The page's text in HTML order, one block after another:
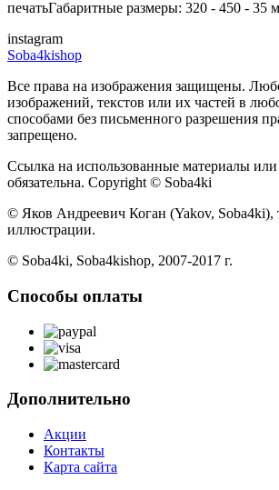
печатьГабаритные размеры: 320 - 450 - 35
instagram
Soba4kishop
Все права на изображения защищены.
изображений, текстов или их частей в
способами без письменного разрешения
запрещено.
Ссылка на использованные материалы или
обязательна. Copyright © Soba4ki
© Яков Андреевич Коган (Yakov, Soba4ki),
иллюстрации.
© Soba4ki, Soba4kishop, 2007-2017 г.
Способы оплаты
Дополнительно
Акции
Контакты
Карта сайта